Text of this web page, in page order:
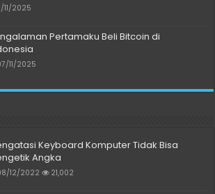
11/2025
Pertamaku Beli Bitcoin di
11/2025
Keyboard Komputer Tidak Bisa
Angka
12/2022 21,002